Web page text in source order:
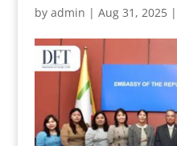
by admin | Aug 31, 2025|